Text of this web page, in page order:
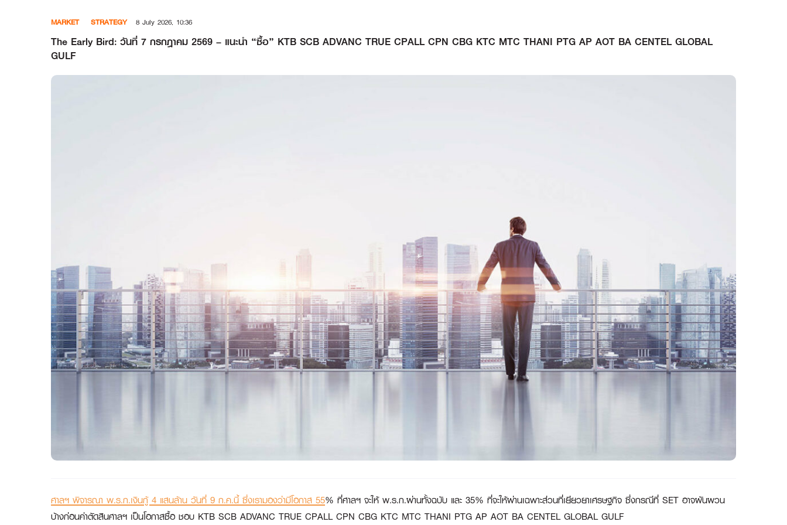
MARKET STRATEGY 8 July 2026, 10:36
The Early Bird: วันที่ 7 กรกฎาคม 2569 – แนะนำ “ซื้อ” KTB SCB ADVANC TRUE CPALL CPN CBG KTC MTC THANI PTG AP AOT BA CENTEL GLOBAL
GULF
ศาลฯ พิจารณา พ.ร.ก.เงินกู้ 4 แสนล้าน วันที่ 9 ก.ค.นี้ ซึ่งเรามองว่ามีโอกาส 55% ที่ศาลฯ จะให้ พ.ร.ก.ผ่านทั้งฉบับ และ 35% ที่จะให้ผ่านเฉพาะส่วนที่เยียวยาเศรษฐกิจ ซึ่งกรณีที่ SET อาจผันผวน
บ้างก่อนคำตัดสินศาลฯ เป็นโอกาสซื้อ ชอบ KTB SCB ADVANC TRUE CPALL CPN CBG KTC MTC THANI PTG AP AOT BA CENTEL GLOBAL GULF